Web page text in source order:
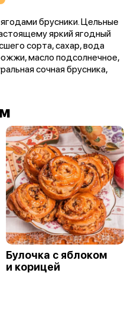
брусники. Цельные
яркий ягодный
сорта, сахар, вода
масло подсолнечное,
сочная брусника,
Булочка с яблоком
и корицей